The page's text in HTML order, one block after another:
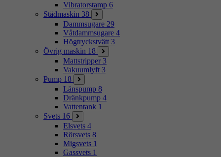
Vibratorstamp 6
Städmaskin 38
Dammsugare 29
Våtdammsugare 4
Högtryckstvätt 3
Övrig maskin 18
Mattstripper 3
Vakuumlyft 3
Pump 18
Länspump 8
Dränkpump 4
Vattentank 1
Svets 16
Elsvets 4
Rörsvets 8
Migsvets 1
Gassvets 1